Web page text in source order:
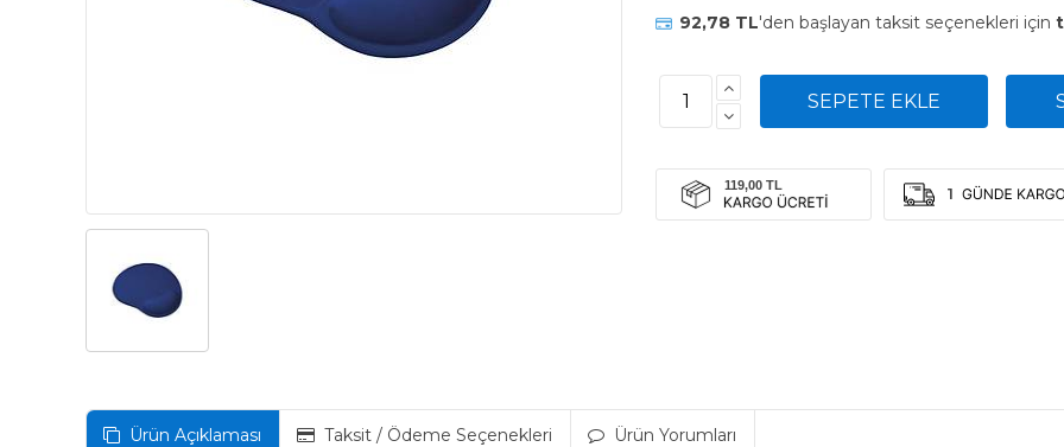
92,78 TL'den başlayan taksit seçenekleri için
1
Ürün Açıklaması Taksit / Ödeme Seçenekleri Ürün Yorumları